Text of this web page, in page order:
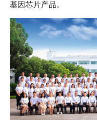
基因芯片产品。